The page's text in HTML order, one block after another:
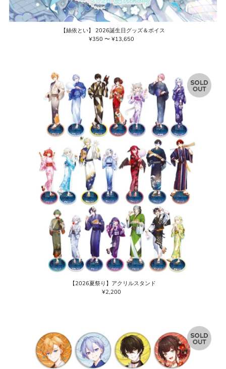
【絲依とい】 2026誕生日グッズ＆ボイス
通
¥350 〜 ¥13,650
【2026夏祭り】アクリルスタンド
通
¥2,200